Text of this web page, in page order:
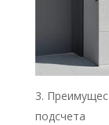
подсчета